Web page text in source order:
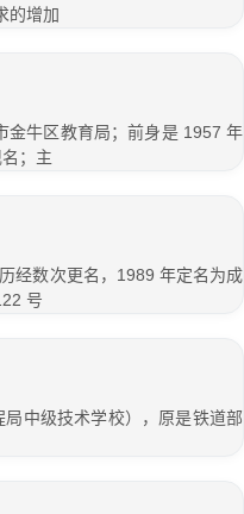
的增加
金牛区教育局；前身是 1957 年
；主
经数次更名，1989 年定名为成
号
中级技术学校），原是铁道部